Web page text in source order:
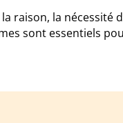
raison, la nécessité
sont essentiels